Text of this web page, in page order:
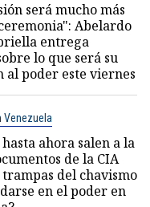
será mucho más
Abelardo
entrega
lo que será su
al poder este viernes
Venezuela
ahora salen a la
de la CIA
trampas del chavismo
en el poder en